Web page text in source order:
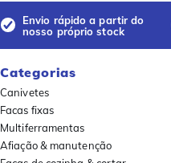
Envio rápido a partir do
nosso próprio stock
Categorias
Canivetes
Facas fixas
Multiferramentas
Afiação & manutenção